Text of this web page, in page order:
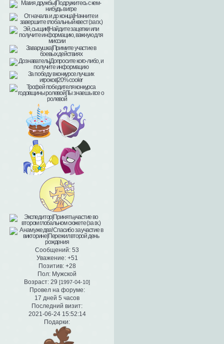
Сообщений: 53
Уважение: +51
Позитив: +28
Пол: Мужской
Возраст: 29 [1997-04-10]
Провел на форуме:
17 дней 5 часов
Последний визит:
2021-06-24 15:52:14
Подарки: